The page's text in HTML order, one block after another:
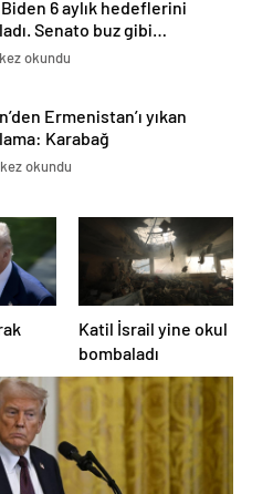
6 aylık hedeflerini
Senato buz gibi…
okundu
Ermenistan’ı yıkan
Karabağ
ayrılmaz bir
okundu
Katil İsrail yine okul
bombaladı